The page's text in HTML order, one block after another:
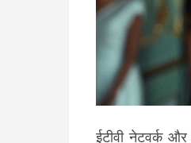
ईटीवी नेटवर्क